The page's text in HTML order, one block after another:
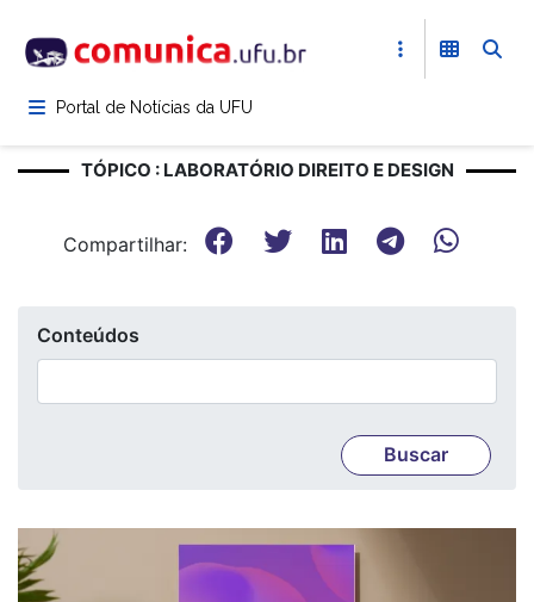
para
conteúdoPortal de Notícias da UFU
TÓPICO : LABORATÓRIO DIREITO E DESIGN
Compartilhar:
Conteúdos